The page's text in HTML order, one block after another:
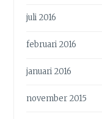
juli 2016
februari 2016
januari 2016
november 2015